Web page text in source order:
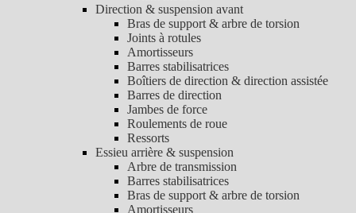
Direction & suspension avant
Bras de support & arbre de torsion
Joints à rotules
Amortisseurs
Barres stabilisatrices
Boîtiers de direction & direction assistée
Barres de direction
Jambes de force
Roulements de roue
Ressorts
Essieu arrière & suspension
Arbre de transmission
Barres stabilisatrices
Bras de support & arbre de torsion
Amortisseurs